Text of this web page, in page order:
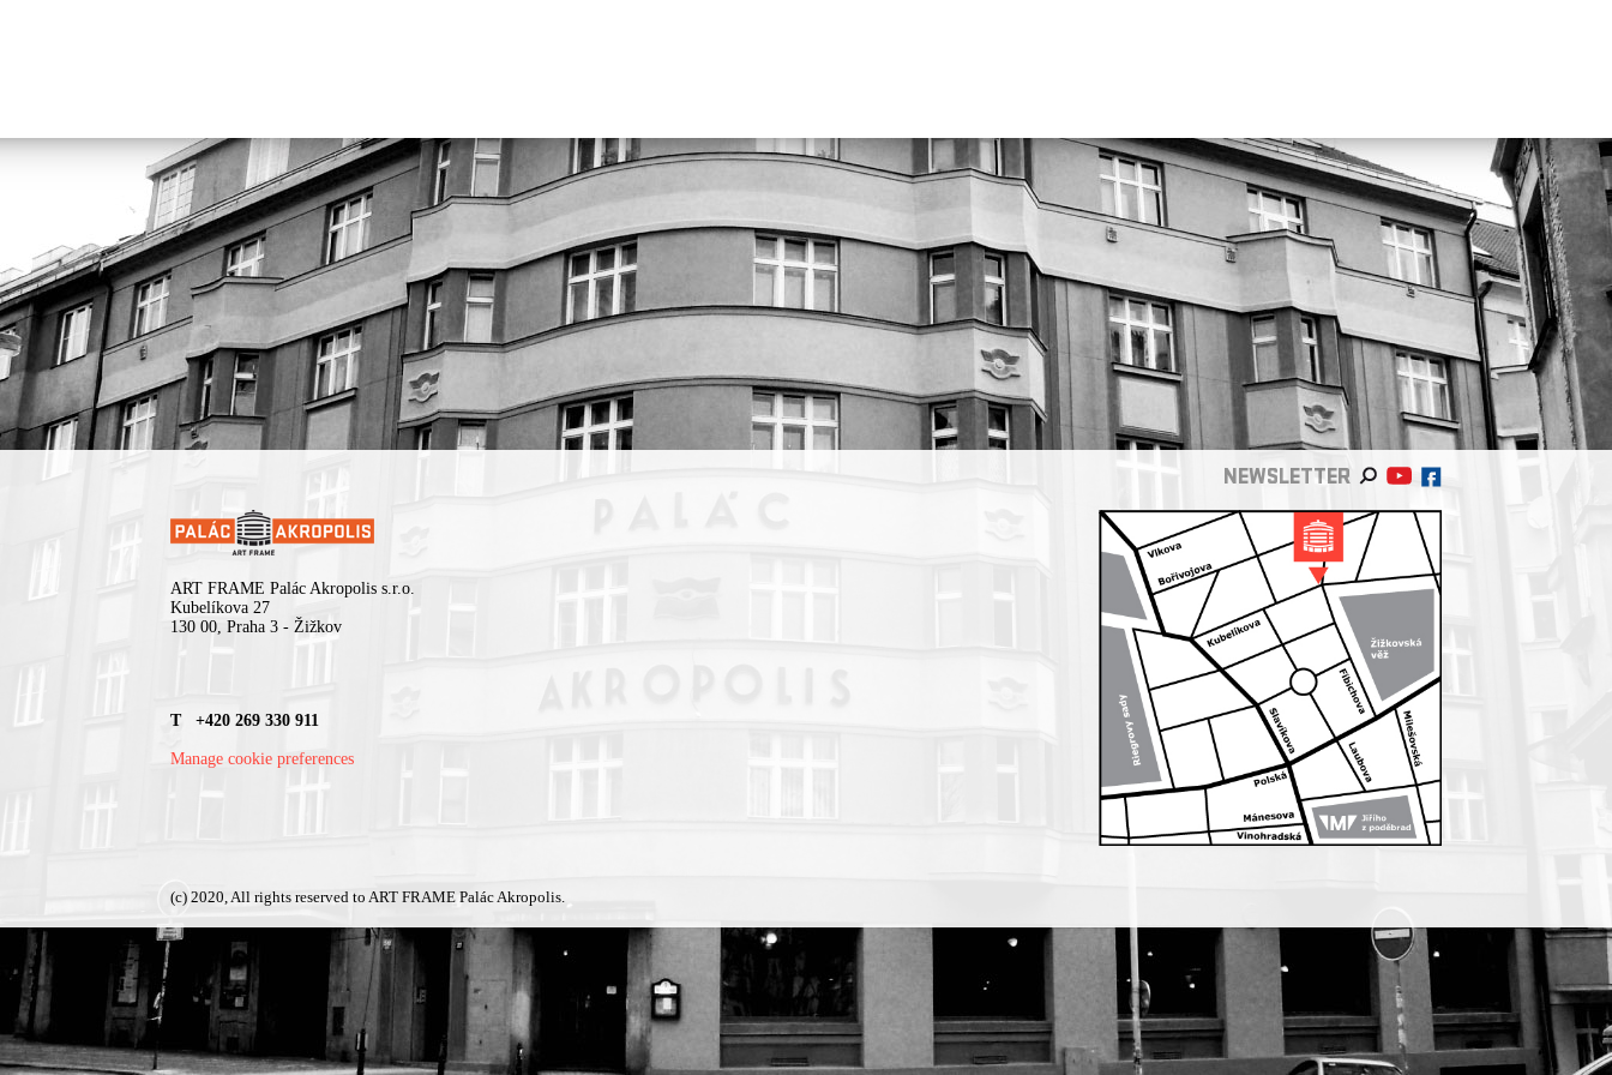
Nguyễn Kvet
(* Nové Zámky) là nghệ sĩ thị giác và nhiếp ảnh gia, tốt
nghiệp Học viện Mỹ thuật Bratislava. Trong các tác phẩm đa ngành của
mình, cô đề cập đến sự khác biệt và cộng đồng người di cư trong
bối cảnh Trung Âu hậu xã hội chủ nghĩa.
Trần Huyền Vi(* Praha) là nghệ sĩ âm nhạc, nhà thiết kế âm thanh và
nghệ sĩ biểu diễn. Tác phẩm của cô nằm ở ranh giới giữa điện tử thử
nghiệm, nghệ thuật âm thanh và biểu diễn nghi lễ. Năm 2018, cô thành
lập ban nhạc viah.
Projekt vznikl v koprodukci s Palácem Akropolis a je realizován
s finanční podporou hl. m. Prahy, Nadácie – Centrum súčasného umenia
Bratislava a městské části Praha 3. Partnery projektu jsou CO.LABS a
Rezi.dance v lese.
Dự án được thực hiện với sự hợp tác sản xuất cùng Palác Akropolis và
được triển khai với sự hỗ trợ tài chính của Thành phố Praha, Quỹ –
Trung tâm Nghệ thuật đương đại Bratislava và quận Praha 3. Các
đối tác dự án là CO.LABS và Rezi.dance v lese.
NEWSLETTER
ART FRAME Palác Akropolis s.r.o.
Kubelíkova 27
130 00, Praha 3 - Žižkov
T +420 269 330 911
Manage cookie preferences
(c) 2020, All rights reserved to ART FRAME Palác Akropolis.